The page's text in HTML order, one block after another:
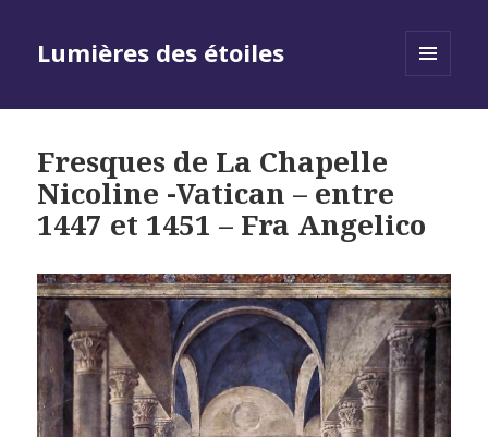
Lumières des étoiles
Fresques de La Chapelle
Nicoline -Vatican – entre
1447 et 1451 – Fra Angelico